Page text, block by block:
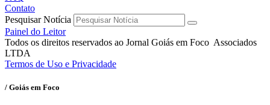
Contato
Pesquisar Notícia
Painel do Leitor
Todos os direitos reservados ao Jornal Goiás em Foco Associados
LTDA
Termos de Uso e Privacidade
/ Goiás em Foco